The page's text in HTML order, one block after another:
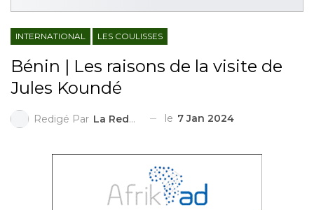
INTERNATIONAL LES COULISSES
Bénin | Les raisons de la visite de
Jules Koundé
Redigé Par La Redaction le 7 Jan 2024